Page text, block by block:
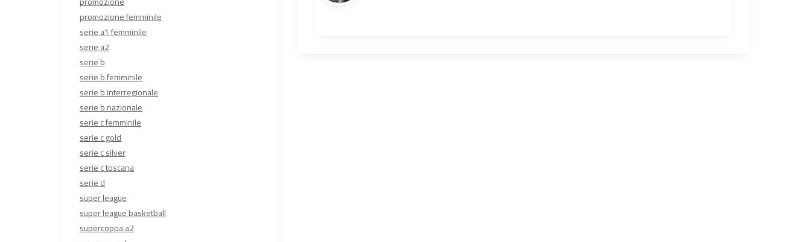
promozione femminile
serie a1 femminile
serie a2
serie b
serie b femminile
serie b interregionale
serie b nazionale
serie c femminile
serie c gold
serie c silver
serie c toscana
serie d
super league
super league basketball
supercoppa a2